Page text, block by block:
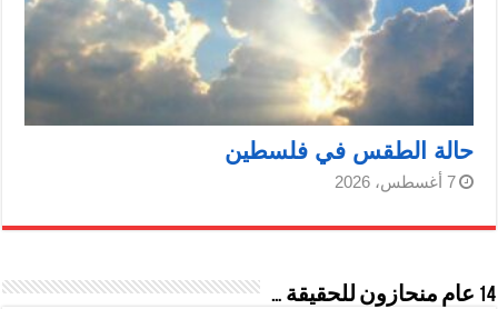
حالة الطقس في فلسطين
7 أغسطس، 2026
14 عام منحازون للحقيقة …